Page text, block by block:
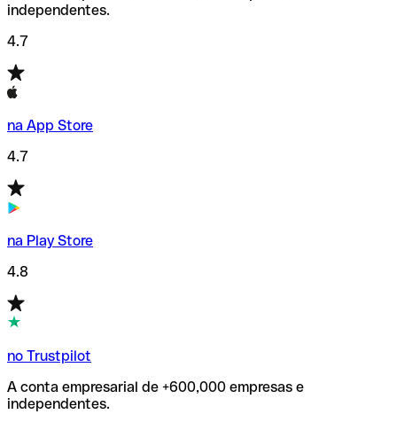
independentes.
4.7
na App Store
4.7
na Play Store
4.8
no Trustpilot
A conta empresarial de +600,000 empresas e
independentes.